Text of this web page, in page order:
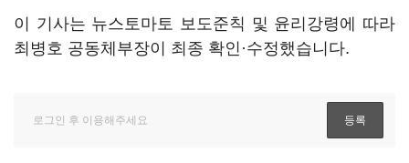
이 기사는 뉴스토마토 보도준칙 및 윤리강령에 따라
최병호 공동체부장이 최종 확인·수정했습니다.